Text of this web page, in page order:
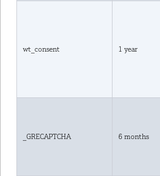
wt_consent 1 year
_GRECAPTCHA 6 months